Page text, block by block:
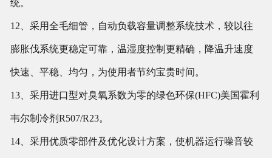
统。
12、采用全毛细管，自动负载容量调整系统技术，较以往
膨胀伐系统更稳定可靠，温湿度控制更精确，降温升速度
快速、平稳、均匀，为使用者节约宝贵时间。
13、采用进口型对臭氧系数为零的绿色环保(HFC)美国霍利
韦尔制冷剂R507/R23。
14、采用优质零部件及优化设计方案，使机器运行噪音较